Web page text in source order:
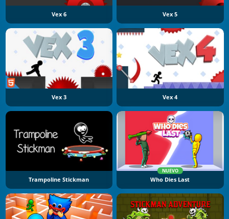
Vex 6 Vex 5
Vex 3 Vex 4
Trampoline Stickman
NUEVO
Who Dies Last